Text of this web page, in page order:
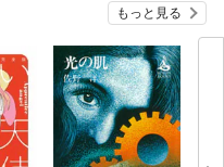
もっと見る